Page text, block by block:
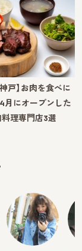
神戸】お肉を食べに
月にオープンした
理専門店3選